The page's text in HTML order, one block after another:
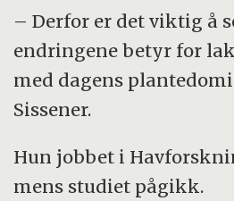
– Derfor er det viktig å
endringene betyr for
med dagens
Sissener.
Hun jobbet i
mens studiet pågikk.